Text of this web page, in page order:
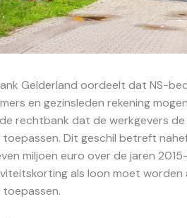
Gelderland oordeelt dat NS-
en gezinsleden rekening
rechtbank dat de werkgevers
toepassen. Dit geschil betreft
miljoen euro over de jaren
als loon moet worden
toepassen.